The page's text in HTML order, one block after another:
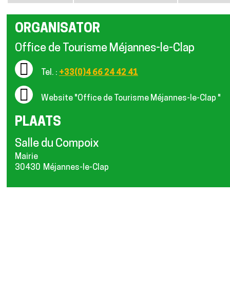
ORGANISATOR
Office de Tourisme Méjannes-le-Clap
Tel. : +33(0)4 66 24 42 41
Website "Office de Tourisme Méjannes-le-Clap "
PLAATS
Salle du Compoix
Mairie
30430 Méjannes-le-Clap